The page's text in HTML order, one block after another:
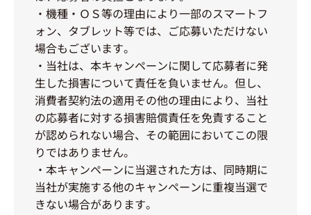
・機種・ＯＳ等の理由により一部のスマートフ
ォン、タブレット等では、ご応募いただけない
場合もございます。
・当社は、本キャンペーンに関して応募者に発
生した損害について責任を負いません。但し、
消費者契約法の適用その他の理由により、当社
の応募者に対する損害賠償責任を免責すること
が認められない場合、その範囲においてこの限
りではありません。
・本キャンペーンに当選された方は、同時期に
当社が実施する他のキャンペーンに重複当選で
きない場合があります。